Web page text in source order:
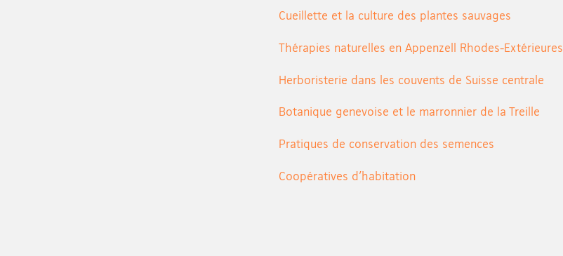
Cueillette et la culture des plantes sauvages
Thérapies naturelles en Appenzell Rhodes-Extérieures
Herboristerie dans les couvents de Suisse centrale
Botanique genevoise et le marronnier de la Treille
Pratiques de conservation des semences
Coopératives d’habitation